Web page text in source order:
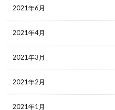
2021年6月
2021年4月
2021年3月
2021年2月
2021年1月